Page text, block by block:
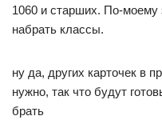
1060 и старших. По-моему
набрать классы.
ну да, других карточек в
нужно, так что будут
брать